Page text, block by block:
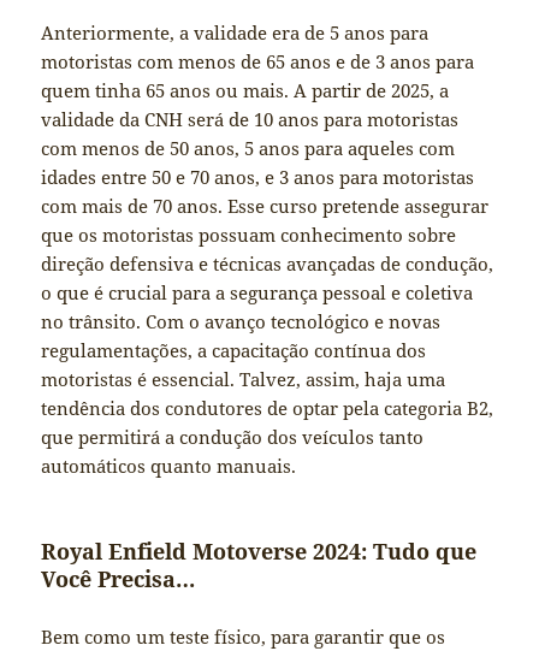
Anteriormente, a validade era de 5 anos para
motoristas com menos de 65 anos e de 3 anos para
quem tinha 65 anos ou mais. A partir de 2025, a
validade da CNH será de 10 anos para motoristas
com menos de 50 anos, 5 anos para aqueles com
idades entre 50 e 70 anos, e 3 anos para motoristas
com mais de 70 anos. Esse curso pretende assegurar
que os motoristas possuam conhecimento sobre
direção defensiva e técnicas avançadas de condução,
o que é crucial para a segurança pessoal e coletiva
no trânsito. Com o avanço tecnológico e novas
regulamentações, a capacitação contínua dos
motoristas é essencial. Talvez, assim, haja uma
tendência dos condutores de optar pela categoria B2,
que permitirá a condução dos veículos tanto
automáticos quanto manuais.
Royal Enfield Motoverse 2024: Tudo que
Você Precisa…
Bem como um teste físico, para garantir que os